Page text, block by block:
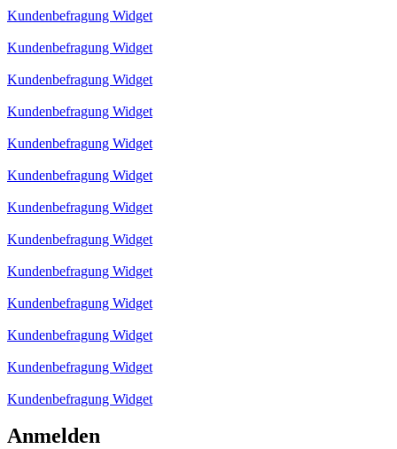
Kundenbefragung Widget
Kundenbefragung Widget
Kundenbefragung Widget
Kundenbefragung Widget
Kundenbefragung Widget
Kundenbefragung Widget
Kundenbefragung Widget
Kundenbefragung Widget
Kundenbefragung Widget
Kundenbefragung Widget
Kundenbefragung Widget
Kundenbefragung Widget
Kundenbefragung Widget
Anmelden